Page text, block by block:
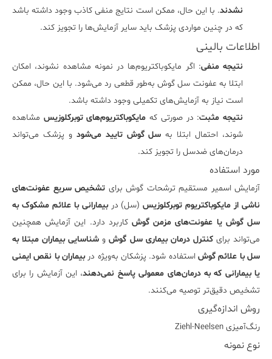
نشدند. با این حال، ممکن است نتایج منفی کاذب وجود داشته باشد
که در چنین مواردی پزشک باید سایر آزمایش‌ها را تجویز کند.
اطلاعات بالینی
نتیجه منفی: اگر مایکوباکتریوم‌ها در نمونه مشاهده نشوند، امکان
ابتلا به عفونت سل گوش به‌طور قطعی رد می‌شود. با این حال، ممکن
است نیاز به آزمایش‌های تکمیلی وجود داشته باشد.
نتیجه مثبت: در صورتی که مایکوباکتریوم‌های توبرکلوزیس مشاهده
شوند، احتمال ابتلا به سل گوش تایید می‌شود و پزشک می‌تواند
درمان‌های ضدسل را تجویز کند.
مورد استفاده
آزمایش اسمیر مستقیم ترشحات گوش برای تشخیص سریع عفونت‌های
ناشی از مایکوباکتریوم توبرکلوزیس(سل) دربیمارانی با علائم مشکوک به
سل گوش یا عفونت‌های مزمن گوش کاربرد دارد. این آزمایش همچنین
می‌تواند برایکنترل درمان بیماری سل گوشو شناسایی بیماران مبتلا به
سل با علائم گوش استفاده شود. پزشکان به‌ویژه دربیماران با نقص ایمنی
یا بیمارانی که به درمان‌های معمولی پاسخ نمی‌دهند، این آزمایش را برای
تشخیص دقیق‌تر توصیه می‌کنند.
روش اندازه‌گیری
رنگ‌آمیزی Ziehl-Neelsen
نوع نمونه